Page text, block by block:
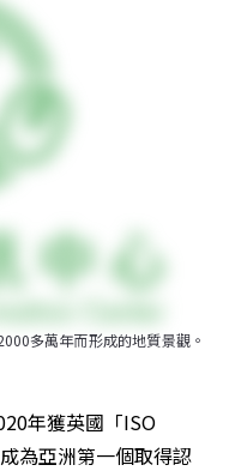
多萬年而形成的地質景觀。
年獲英國「ISO
為亞洲第一個取得認